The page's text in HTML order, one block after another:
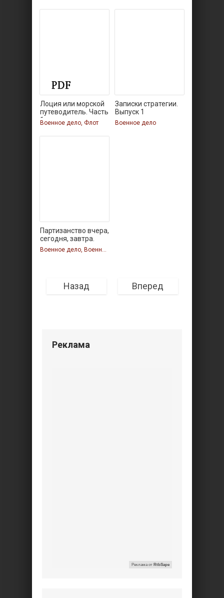
Лоция или морской
путеводитель. Часть
1Военное дело, Флот
Записки стратегии.
Выпуск 1
Военное дело
Партизанство вчера,
сегодня, завтра.
Военное дело, Военное дело, Военное дело, Военное дело
Назад Вперед
Реклама
Реклама от RtbSape